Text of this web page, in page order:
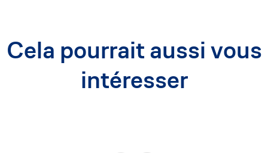
Cela pourrait aussi vous
intéresser